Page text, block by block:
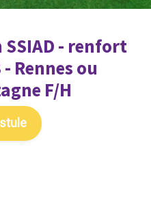
- renfort
Rennes ou
F/H